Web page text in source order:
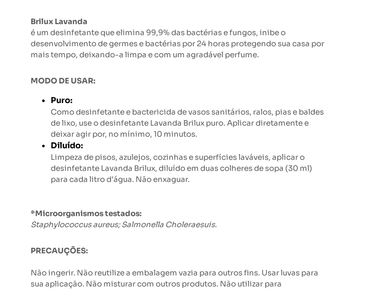
Brilux Lavanda
é um desinfetante que elimina 99,9% das bactérias e fungos, inibe o
desenvolvimento de germes e bactérias por 24 horas protegendo sua casa por
mais tempo, deixando-a limpa e com um agradável perfume.
MODO DE USAR:
Puro:
Como desinfetante e bactericida de vasos sanitários, ralos, pias e baldes
de lixo, use o desinfetante Lavanda Brilux puro. Aplicar diretamente e
deixar agir por, no mínimo, 10 minutos.
Diluído:
Limpeza de pisos, azulejos, cozinhas e superfícies laváveis, aplicar o
desinfetante Lavanda Brilux, diluído em duas colheres de sopa (30 ml)
para cada litro d’água. Não enxaguar.
*Microorganismos testados:
Staphylococcus aureus; Salmonella Choleraesuis.
PRECAUÇÕES:
Não ingerir. Não reutilize a embalagem vazia para outros fins. Usar luvas para
sua aplicação. Não misturar com outros produtos. Não utilizar para